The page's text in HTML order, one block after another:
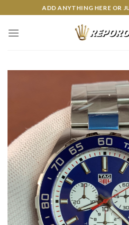
to
content
ADD ANYTHING HERE OR